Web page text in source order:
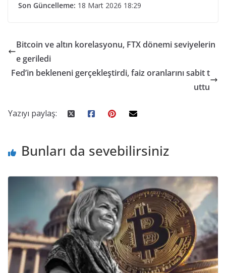
Son Güncelleme: 18 Mart 2026 18:29
Bitcoin ve altın korelasyonu, FTX dönemi seviyelerin
e geriledi
Fed’in bekleneni gerçekleştirdi, faiz oranlarını sabit t
uttu
Yazıyı paylaş:
Bunları da sevebilirsiniz